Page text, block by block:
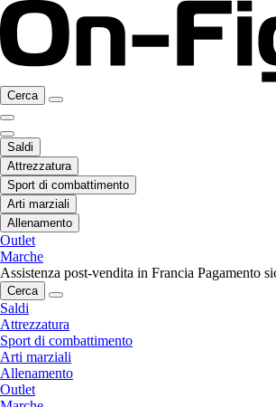
Cerca
Saldi
Attrezzatura
Sport di combattimento
Arti marziali
Allenamento
Outlet
Marche
Assistenza post-vendita in Francia Pagamento
Cerca
Saldi
Attrezzatura
Sport di combattimento
Arti marziali
Allenamento
Outlet